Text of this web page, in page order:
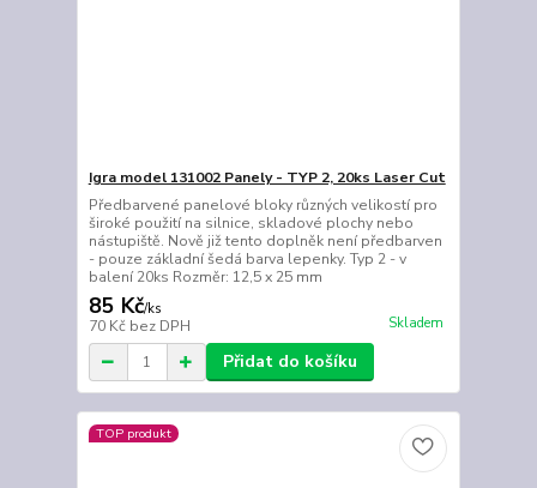
Igra model 131002 Panely - TYP 2, 20ks Laser Cut
Předbarvené panelové bloky různých velikostí pro
široké použití na silnice, skladové plochy nebo
nástupiště. Nově již tento doplněk není předbarven
- pouze základní šedá barva lepenky. Typ 2 - v
balení 20ks Rozměr: 12,5 x 25 mm
85 Kč/ks
70 Kč bez DPH Skladem
Přidat do košíku
TOP produkt